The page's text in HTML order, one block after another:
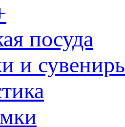
посуда
и